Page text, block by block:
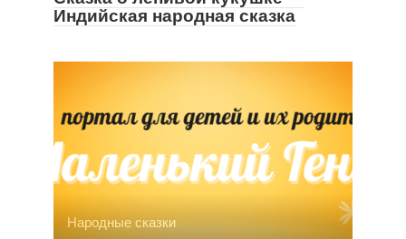
Индийская народная сказка
Народные сказки